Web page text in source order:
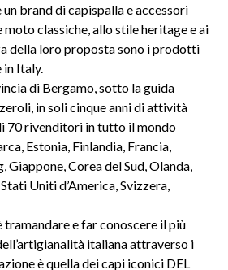
brand di capispalla e accessori
classiche, allo stile heritage e ai
della loro proposta sono i prodotti
in Italy.
di Bergamo, sotto la guida
in soli cinque anni di attività
70 rivenditori in tutto il mondo
Estonia, Finlandia, Francia,
Giappone, Corea del Sud, Olanda,
Uniti d’America, Svizzera,
tramandare e far conoscere il più
italiana attraverso i
è quella dei capi iconici DEL